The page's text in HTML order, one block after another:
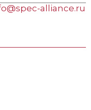
alliance.ru